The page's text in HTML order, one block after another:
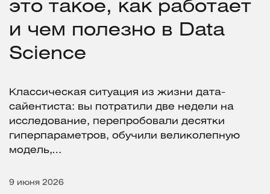
это такое, как работает
и чем полезно в Data
Science
Классическая ситуация из жизни дата-
сайентиста: вы потратили две недели на
исследование, перепробовали десятки
гиперпараметров, обучили великолепную
модель,…
9 июня 2026